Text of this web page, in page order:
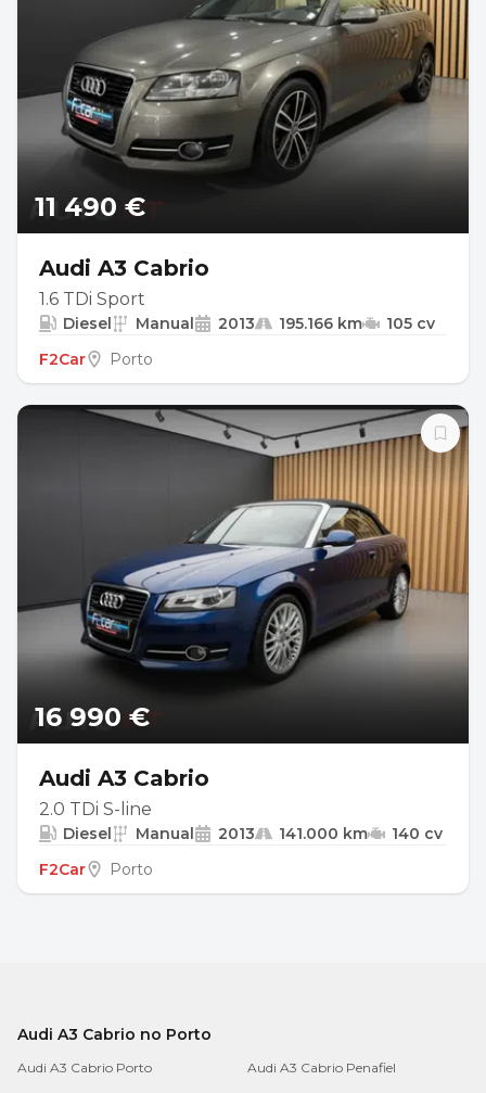
11 490 €
Audi A3 Cabrio
1.6 TDi Sport
Diesel Manual 2013 195.166 km
105 cv
F2Car
Porto
16 990 €
Audi A3 Cabrio
2.0 TDi S-line
Diesel Manual 2013 141.000 km
140 cv
F2Car
Porto
Audi A3 Cabrio no Porto
Audi A3 Cabrio Porto Audi A3 Cabrio Penafiel